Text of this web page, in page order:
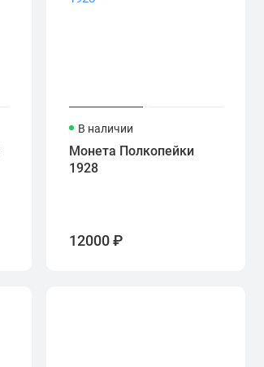
В наличии
Монета Полкопейки
1928
12000 ₽